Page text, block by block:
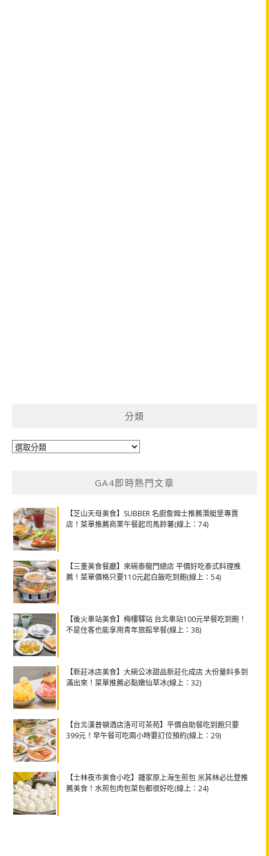
分類
分
GA4即時熱門文章
【芝山天母美食】SUBBER 名廚詹姆士推薦潛艇堡專賣
店！菜單推薦商業午餐起司馬鈴薯(線上：74)
【三重美食餐廳】來碗泰龍門總店 平價好吃泰式料理推
薦！菜單價格只要110元起白飯吃到飽(線上：54)
【後火車站美食】梅樓驛站 台北車站100元早餐吃到飽！
不是住客也能享用青年旅館早餐(線上：38)
【新莊冰店美食】大碗公冰甜品新莊化成店 大份量料多到
滿出來！菜單推薦必點嫩仙草冰(線上：32)
【台北漢普頓酒店洛可可茶苑】平價自助餐吃到飽只要
399元！早午餐可吃兩小時要訂位預約(線上：29)
【士林夜市美食小吃】鍾家原上海生煎包 米其林必比登推
薦美食！水煎包肉包菜包都很好吃(線上：24)